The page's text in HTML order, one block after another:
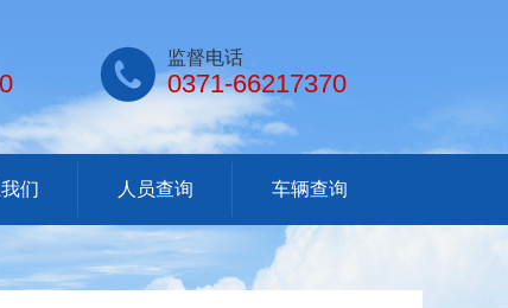
 监督电话
0371-66217370
们 人员查询 车辆查询